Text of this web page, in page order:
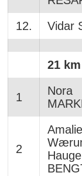
12. Vidar
21
1
Nora
2
Amalie
Hauge